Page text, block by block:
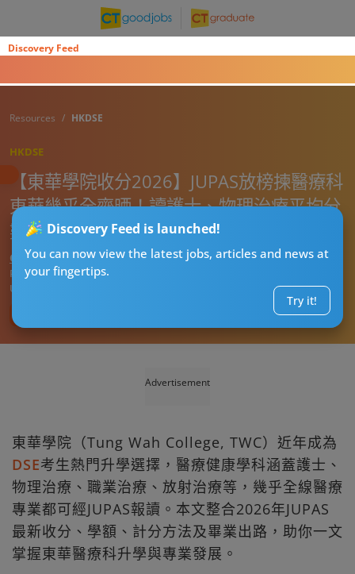
Discovery Feed
Discovery Feed is launched!
You can now view the latest jobs, articles and news at
your fingertips.
Try it!
Resources HKDSE
HKDSE
【東華學院收分2026】JUPAS放榜揀醫療科
東華幾乎全齊晒！讀護士、物理治療平均分
數已收 畢業即變專業人士
CT湊仔公阿勇
Published:2026-07-02 22:00
Updated:
Advertisement
東華學院（Tung Wah College, TWC）近年成為
DSE考生熱門升學選擇，醫療健康學科涵蓋護士、
物理治療、職業治療、放射治療等，幾乎全線醫療
專業都可經JUPAS報讀。本文整合2026年JUPAS
最新收分、學額、計分方法及畢業出路，助你一文
掌握東華醫療科升學與專業發展。